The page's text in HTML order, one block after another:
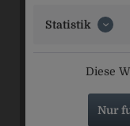
Statistik
Diese
Nur